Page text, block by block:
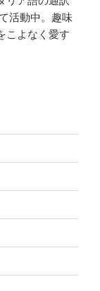
活動中。趣味
こよなく愛す